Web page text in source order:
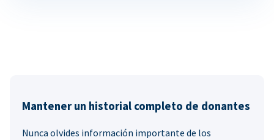
Mantener un historial completo de donantes
Nunca olvides información importante de los